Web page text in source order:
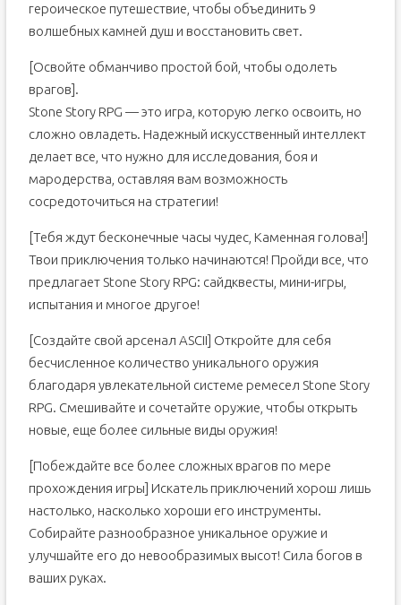
героическое путешествие, чтобы объединить 9
волшебных камней душ и восстановить свет.
[Освойте обманчиво простой бой, чтобы одолеть
врагов].
Stone Story RPG — это игра, которую легко освоить, но
сложно овладеть. Надежный искусственный интеллект
делает все, что нужно для исследования, боя и
мародерства, оставляя вам возможность
сосредоточиться на стратегии!
[Тебя ждут бесконечные часы чудес, Каменная голова!]
Твои приключения только начинаются! Пройди все, что
предлагает Stone Story RPG: сайдквесты, мини-игры,
испытания и многое другое!
[Создайте свой арсенал ASCII] Откройте для себя
бесчисленное количество уникального оружия
благодаря увлекательной системе ремесел Stone Story
RPG. Смешивайте и сочетайте оружие, чтобы открыть
новые, еще более сильные виды оружия!
[Побеждайте все более сложных врагов по мере
прохождения игры] Искатель приключений хорош лишь
настолько, насколько хороши его инструменты.
Собирайте разнообразное уникальное оружие и
улучшайте его до невообразимых высот! Сила богов в
ваших руках.